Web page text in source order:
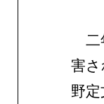
二
害
野